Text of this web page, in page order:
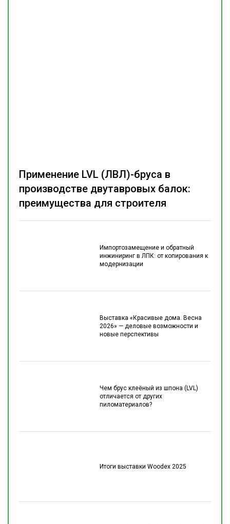
Импортозамещение и обратный
инжиниринг в ЛПК: от копирования к
модернизации
Выставка «Красивые дома. Весна
2026» — деловые возможности и
новые перспективы
Чем брус клеёный из шпона (LVL)
отличается от других
пиломатериалов?
Итоги выставки Woodex 2025
Применение LVL (ЛВЛ)-бруса в
производстве двутавровых балок:
преимущества для строителя